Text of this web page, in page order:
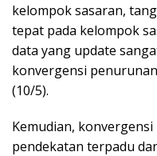
kelompok sasaran,
tepat pada kelompok
data yang update
konvergensi
(10/5).
Kemudian,
pendekatan terpadu